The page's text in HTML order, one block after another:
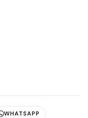
WHATSAPP